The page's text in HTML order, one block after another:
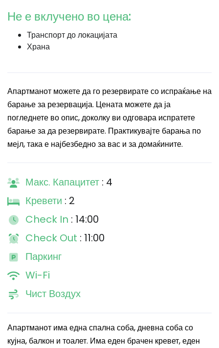
Не е вклучено во цена:
Транспорт до локацијата
Храна
Апартманот можете да го резервирате со испраќање на
барање за резервација. Цената можете да ја
погледнете во опис, доколку ви одговара испратете
барање за да резервирате. Практикувајте барања по
мејл, така е најбезбедно за вас и за домаќините.
Макс. Капацитет : 4
Кревети : 2
Check In : 14:00
Check Out : 11:00
Паркинг
Wi-Fi
Чист Воздух
Апартманот има една спална соба, дневна соба со
кујна, балкон и тоалет. Има еден брачен кревет, еден